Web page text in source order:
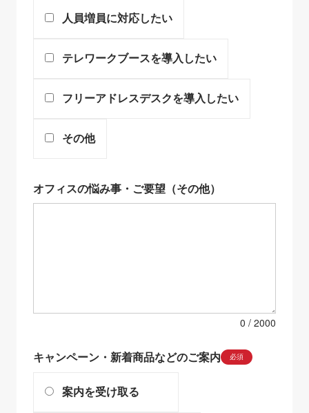
人員増員に対応したい
テレワークブースを導入したい
フリーアドレスデスクを導入したい
その他
オフィスの悩み事・ご要望（その他）
0
キャンペーン・新着商品などのご案内 必須
案内を受け取る